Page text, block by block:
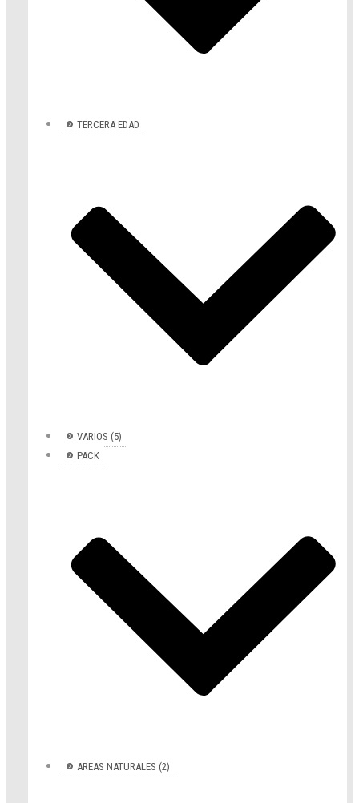
TERCERA EDAD
VARIOS (5)
PACK
AREAS NATURALES (2)